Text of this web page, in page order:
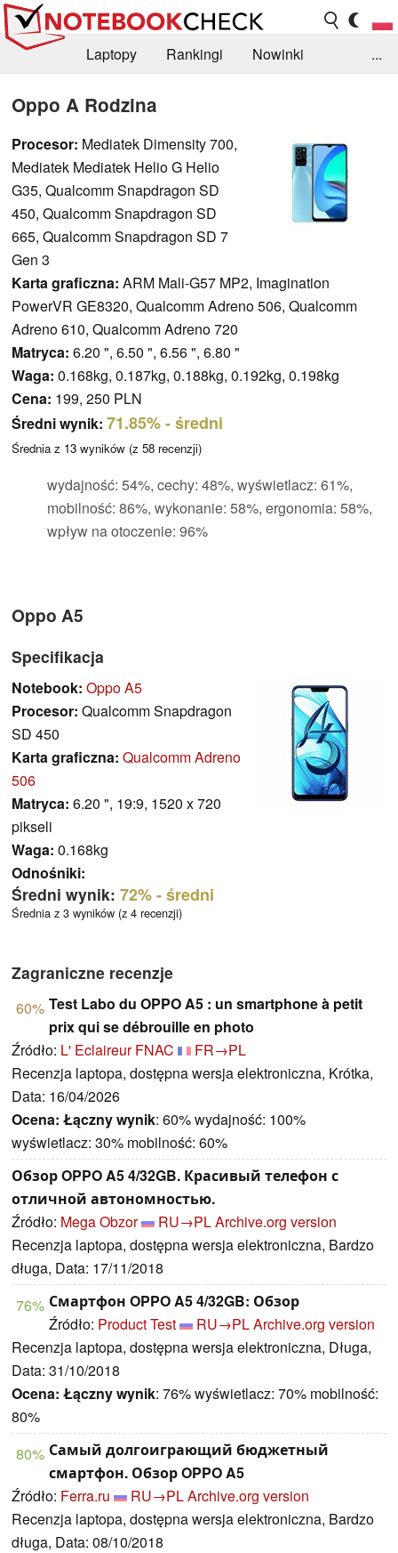
Laptopy Rankingi
Nowinki
...
Oppo A Rodzina
Procesor: Mediatek Dimensity 700,
Mediatek Mediatek Helio G Helio
G35, Qualcomm Snapdragon SD
450, Qualcomm Snapdragon SD
665, Qualcomm Snapdragon SD 7
Gen 3
Karta graficzna: ARM Mali-G57 MP2, Imagination
PowerVR GE8320, Qualcomm Adreno 506, Qualcomm
Adreno 610, Qualcomm Adreno 720
Matryca: 6.20 ", 6.50 ", 6.56 ", 6.80 "
Waga: 0.168kg, 0.187kg, 0.188kg, 0.192kg, 0.198kg
Cena: 199, 250 PLN
Średni wynik: 71.85%- średni
Średnia z 13 wyników (z 58 recenzji)
wydajność: 54%, cechy: 48%, wyświetlacz: 61%,
mobilność: 86%, wykonanie: 58%, ergonomia: 58%,
wpływ na otoczenie: 96%
Oppo A5
Specifikacja
Notebook: Oppo A5
Procesor: Qualcomm Snapdragon
SD 450
Karta graficzna: Qualcomm Adreno
506
Matryca: 6.20 ", 19:9, 1520 x 720
pikseli
Waga: 0.168kg
Odnośniki:
Średni wynik: 72%- średni
Średnia z 3 wyników (z 4 recenzji)
Zagraniczne recenzje
60% Test Labo du OPPO A5 : un smartphone à petit
prix qui se débrouille en photo
Źródło: L' Eclaireur FNAC
FR→PL
Recenzja laptopa, dostępna wersja elektroniczna, Krótka,
Data: 16/04/2026
Ocena: Łączny wynik: 60% wydajność: 100%
wyświetlacz: 30% mobilność: 60%
Обзор OPPO A5 4/32GB. Красивый телефон с
отличной автономностью.
Źródło: Mega Obzor RU→PLArchive.org version
Recenzja laptopa, dostępna wersja elektroniczna, Bardzo
długa, Data: 17/11/2018
76% Смартфон OPPO A5 4/32GB: Обзор
Źródło: Product Test RU→PLArchive.org version
Recenzja laptopa, dostępna wersja elektroniczna, Długa,
Data: 31/10/2018
Ocena: Łączny wynik: 76% wyświetlacz: 70% mobilność:
80%
80% Самый долгоиграющий бюджетный
смартфон. Обзор OPPO A5
Źródło: Ferra.ru RU→PLArchive.org version
Recenzja laptopa, dostępna wersja elektroniczna, Bardzo
długa, Data: 08/10/2018